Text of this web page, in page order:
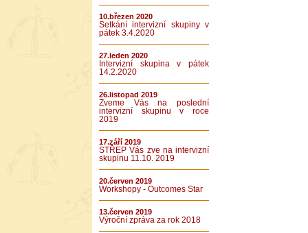
10.březen 2020
Setkání intervizní skupiny v
pátek 3.4.2020
27.leden 2020
Intervizní skupina v pátek
14.2.2020
26.listopad 2019
Zveme Vás na poslední
intervizní skupinu v roce
2019
17.září 2019
STŘEP Vás zve na intervizní
skupinu 11.10. 2019
20.červen 2019
Workshopy - Outcomes Star
13.červen 2019
Výroční zpráva za rok 2018